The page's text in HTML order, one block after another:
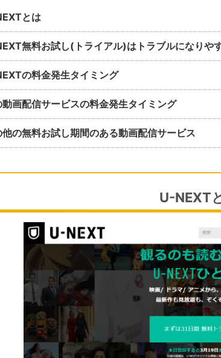
とは
無料お試し(トライアル)はトラブルになりや
の料金発生タイミング
動画配信サービスの料金発生タイミング
他の無料お試し期間のある動画配信サービス
U-NEXT